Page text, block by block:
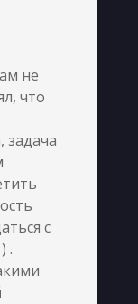
не
что
задача
с
.